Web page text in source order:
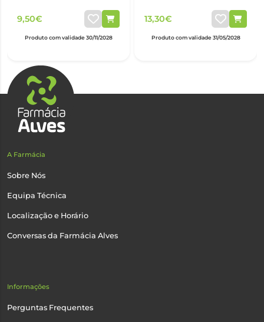
9,50€
Produto com validade 30/11/2028
13,30€
Produto com validade 31/05/2028
A Farmácia
Sobre Nós
Equipa Técnica
Localização e Horário
Conversas da Farmácia Alves
Informações
Perguntas Frequentes